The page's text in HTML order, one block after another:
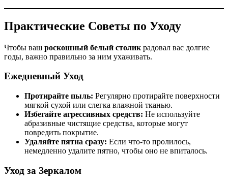
Практические Советы по Уходу
Чтобы ваш роскошный белый столик радовал вас долгие
годы, важно правильно за ним ухаживать.
Ежедневный Уход
Протирайте пыль: Регулярно протирайте поверхности
мягкой сухой или слегка влажной тканью.
Избегайте агрессивных средств: Не используйте
абразивные чистящие средства, которые могут
повредить покрытие.
Удаляйте пятна сразу: Если что-то пролилось,
немедленно удалите пятно, чтобы оно не впиталось.
Уход за Зеркалом